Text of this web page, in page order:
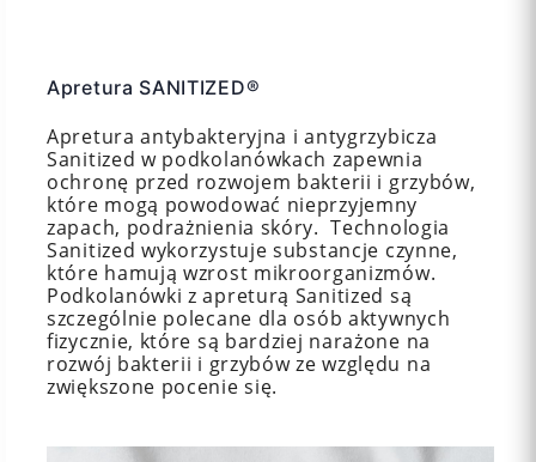
Apretura SANITIZED®
Apretura antybakteryjna i antygrzybicza
Sanitized w podkolanówkach zapewnia
ochronę przed rozwojem bakterii i grzybów,
które mogą powodować nieprzyjemny
zapach, podrażnienia skóry. Technologia
Sanitized wykorzystuje substancje czynne,
które hamują wzrost mikroorganizmów.
Podkolanówki z apreturą Sanitized są
szczególnie polecane dla osób aktywnych
fizycznie, które są bardziej narażone na
rozwój bakterii i grzybów ze względu na
zwiększone pocenie się.